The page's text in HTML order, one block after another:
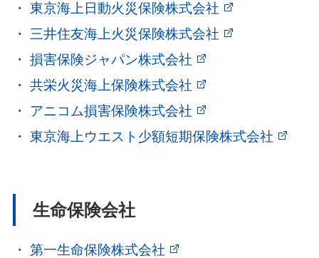
東京海上日動火災保険株式会社
三井住友海上火災保険株式会社
損害保険ジャパン株式会社
共栄火災海上保険株式会社
アニコム損害保険株式会社
東京海上ウエスト少額短期保険株式会社
生命保険会社
第一生命保険株式会社